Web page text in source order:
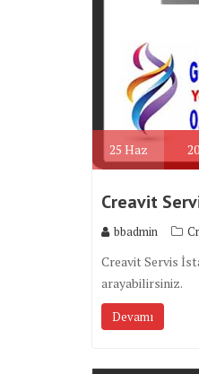
25 Haz
Creavit
bbadmin
Creavit Servis
arayabilirsiniz.
Devamı